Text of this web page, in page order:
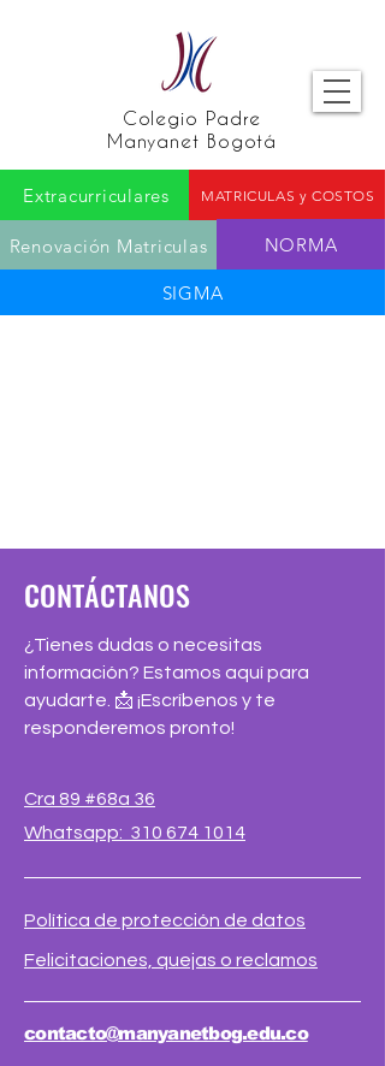
Extracurriculares MATRICULAS y COSTOS
Renovación Matriculas
SIGMA
NORMA
Colegio Padre
Manyanet Bogotá
CONTÁCTANOS
¿Tienes dudas o necesitas
información? Estamos aquí para
ayudarte. 📩 ¡Escríbenos y te
responderemos pronto!
Cra 89 #68a 36
Whatsapp: 310 674 1014
Política de protección de datos
Felicitaciones, quejas o reclamos
contacto@manyanetbog.edu.co